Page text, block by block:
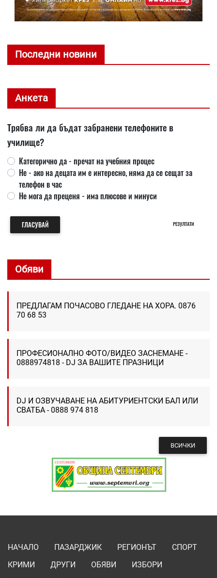
Последни новини
Анкета
Трябва ли да бъдат забранени телефоните в
училище?
Категорично да - пречат на учебния процес
Не - ако на децата им е интересно, няма да се сещат за
телефон в час
Не мога да преценя - има плюсове и минуси
ГЛАСУВАЙ РЕЗУЛТАТИ
Обяви
ПРЕДЛАГАМ ПОЧАСОВО ГЛЕДАНЕ НА ХОРА. 0876
70 68 53
ПРОФЕСИОНАЛНО ФОТО/ВИДЕО ЗАСНЕМАНЕ -
0888974818 - DJ ЗА ВАШИТЕ ПРАЗНИЦИ
DJ И ОЗВУЧАВАНЕ НА АБИТУРИЕНТСКИ БАЛ ИЛИ
СВАТБА - 0888 974 818
ВСИЧКИ
НАЧАЛО ПАЗАРДЖИК РЕГИОНЪТ
СПОРТ
КРИМИ
ДРУГИ ОБЯВИ
ИЗБОРИ